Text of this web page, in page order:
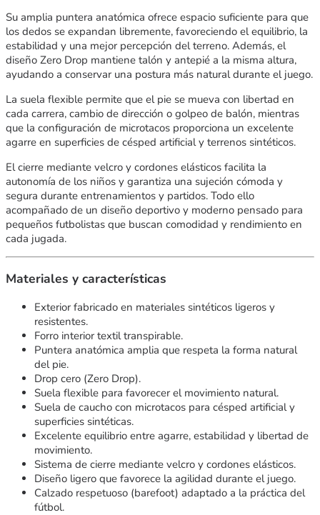
Su amplia puntera anatómica ofrece espacio suficiente para que
los dedos se expandan libremente, favoreciendo el equilibrio, la
estabilidad y una mejor percepción del terreno. Además, el
diseño Zero Drop mantiene talón y antepié a la misma altura,
ayudando a conservar una postura más natural durante el juego.
La suela flexible permite que el pie se mueva con libertad en
cada carrera, cambio de dirección o golpeo de balón, mientras
que la configuración de microtacos proporciona un excelente
agarre en superficies de césped artificial y terrenos sintéticos.
El cierre mediante velcro y cordones elásticos facilita la
autonomía de los niños y garantiza una sujeción cómoda y
segura durante entrenamientos y partidos. Todo ello
acompañado de un diseño deportivo y moderno pensado para
pequeños futbolistas que buscan comodidad y rendimiento en
cada jugada.
Materiales y características
Exterior fabricado en materiales sintéticos ligeros y
resistentes.
Forro interior textil transpirable.
Puntera anatómica amplia que respeta la forma natural
del pie.
Drop cero (Zero Drop).
Suela flexible para favorecer el movimiento natural.
Suela de caucho con microtacos para césped artificial y
superficies sintéticas.
Excelente equilibrio entre agarre, estabilidad y libertad de
movimiento.
Sistema de cierre mediante velcro y cordones elásticos.
Diseño ligero que favorece la agilidad durante el juego.
Calzado respetuoso (barefoot) adaptado a la práctica del
fútbol.